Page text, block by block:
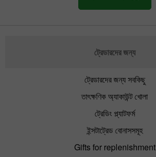
ট্রেডারদের জন্য
ট্রেডারদের জন্য সবকিছু
তাৎক্ষণিক অ্যাকাউন্ট খোলা
ট্রেডিং প্ল্যাটফর্ম
ইন্সটাট্রেড বোনাসসমূহ
Gifts for replenishment